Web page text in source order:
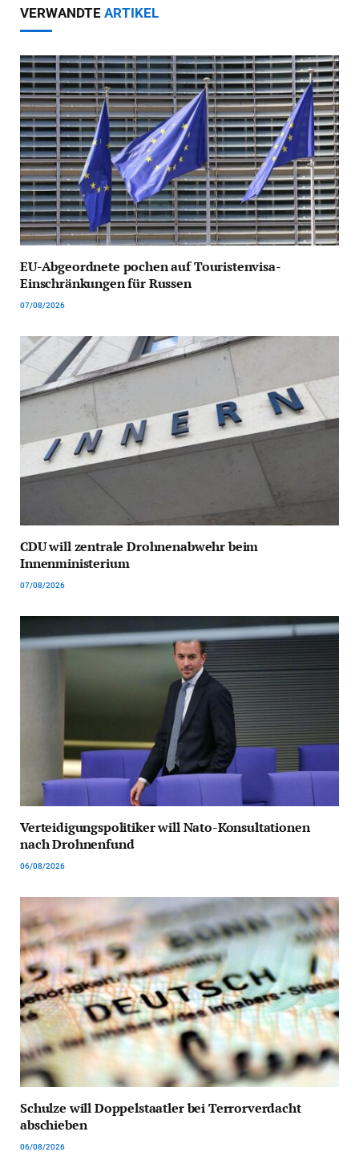
VERWANDTE ARTIKEL
EU-Abgeordnete pochen auf Touristenvisa-
Einschränkungen für Russen
07/08/2026
CDU will zentrale Drohnenabwehr beim
Innenministerium
07/08/2026
Verteidigungspolitiker will Nato-Konsultationen
nach Drohnenfund
06/08/2026
Schulze will Doppelstaatler bei Terrorverdacht
abschieben
06/08/2026